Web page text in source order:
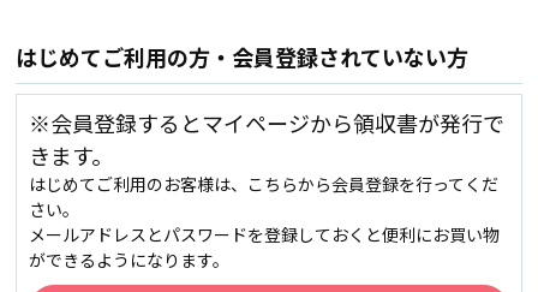
はじめてご利用の方・会員登録されていない方
※会員登録するとマイページから領収書が発行で
きます。
はじめてご利用のお客様は、こちらから会員登録を行ってくだ
さい。
メールアドレスとパスワードを登録しておくと便利にお買い物
ができるようになります。